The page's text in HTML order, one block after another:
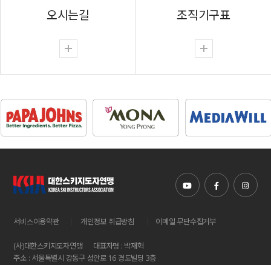
오시는길 조직기구표
서비스이용약관 개인정보 취급방침 이메일 무단수집거부
(사)대한스키지도자연맹
대표자명 : 박재혁
주소 : 서울특별시 강동구 성안로 16 경도빌딩 3층